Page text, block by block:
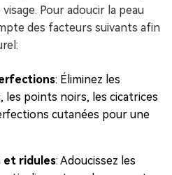
Pour adoucir la peau
des facteurs suivants afin
: Éliminez les
les points noirs, les cicatrices
cutanées pour une
et ridules: Adoucissez les